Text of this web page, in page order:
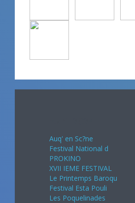
Auq' en Sc?ne
Festival National d
PROKINO
XVII IEME FESTIVAL
Le Printemps Baroqu
Festival Esta Pouli
Les Poquelinades